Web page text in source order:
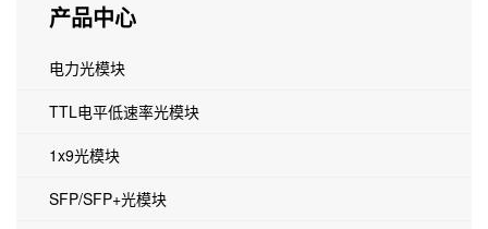
产品中心
电力光模块
TTL电平低速率光模块
1x9光模块
SFP/SFP+光模块